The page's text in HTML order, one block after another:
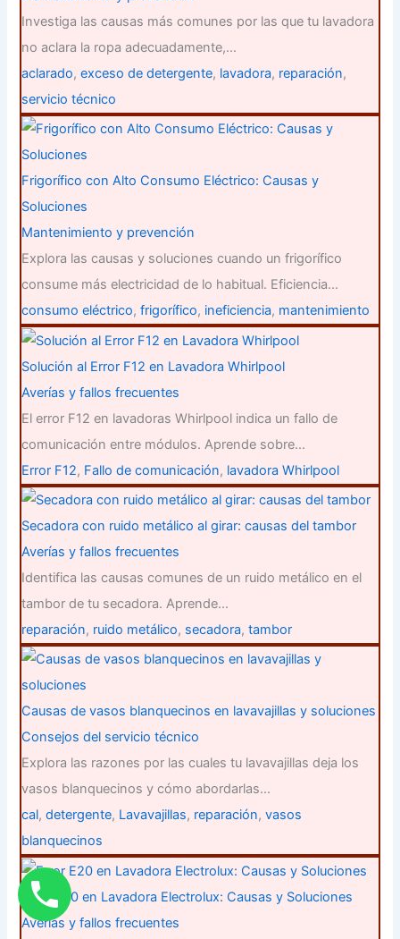
Investiga las causas más comunes por las que tu lavadora
no aclara la ropa adecuadamente,…
aclarado,exceso de detergente, lavadora, reparación,
servicio técnico
Frigorífico con Alto Consumo Eléctrico: Causas y
Soluciones
Mantenimiento y prevención
Explora las causas y soluciones cuando un frigorífico
consume más electricidad de lo habitual. Eficiencia…
consumo eléctrico,frigorífico, ineficiencia, mantenimiento
Solución al Error F12 en Lavadora Whirlpool
Averías y fallos frecuentes
El error F12 en lavadoras Whirlpool indica un fallo de
comunicación entre módulos. Aprende sobre…
Error F12, Fallo de comunicación, lavadora Whirlpool
Secadora con ruido metálico al girar: causas del tambor
Averías y fallos frecuentes
Identifica las causas comunes de un ruido metálico en el
tambor de tu secadora. Aprende…
reparación, ruido metálico, secadora,tambor
Causas de vasos blanquecinos en lavavajillas y soluciones
Consejos del servicio técnico
Explora las razones por las cuales tu lavavajillas deja los
vasos blanquecinos y cómo abordarlas…
cal,detergente, Lavavajillas, reparación,vasos
blanquecinos
Error E20 en Lavadora Electrolux: Causas y Soluciones
Averías y fallos frecuentes